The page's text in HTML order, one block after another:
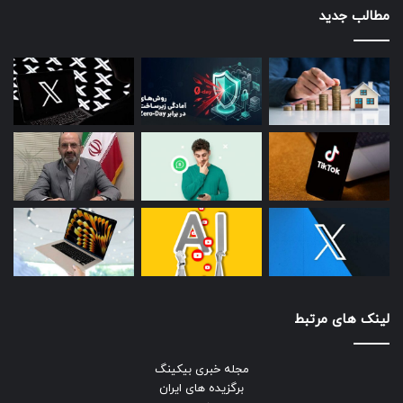
سرعت، کشف نمی‌شوند.
تخریب محیط زیست
آسیب‌های زیست محیطی، چالش دیگری است که شرکت اپل در
سال‌های اخیر همواره با آن مواجه بوده است. مسئله وجود مواد
شیمیایی سمی پایدار در محصولات شرکت اپل و تولید این قبیل
پسماندها در خلال فرایند تولید، همواره از سوی فعالان محیط
زیست، مورد شدیدترین انتقادات بوده است.
مؤسسه صلح سبز، در تاریخ ۲۱ آوریل سال ۲۰۱۱ طی گزارشی اعلام
کرد که مراکز داده متعلق به شرکت اپل و دیگر غول‌های فناوری،
حدود ۲ درصد از کل برق تولیدی جهان را مصرف می‌کنند و این
از دیگر مؤسسات و نهادهای فعال حوزه محیط زیست، در خلال
همان سال نسبت به آثار مخرب فعالیت شرکت اپل بر محیط
مطالب جدید
لینک های مرتبط
مجله خبری بیکینگ
برگزیده های ایران